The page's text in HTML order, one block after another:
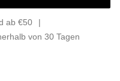
ab €50
von 30 Tagen